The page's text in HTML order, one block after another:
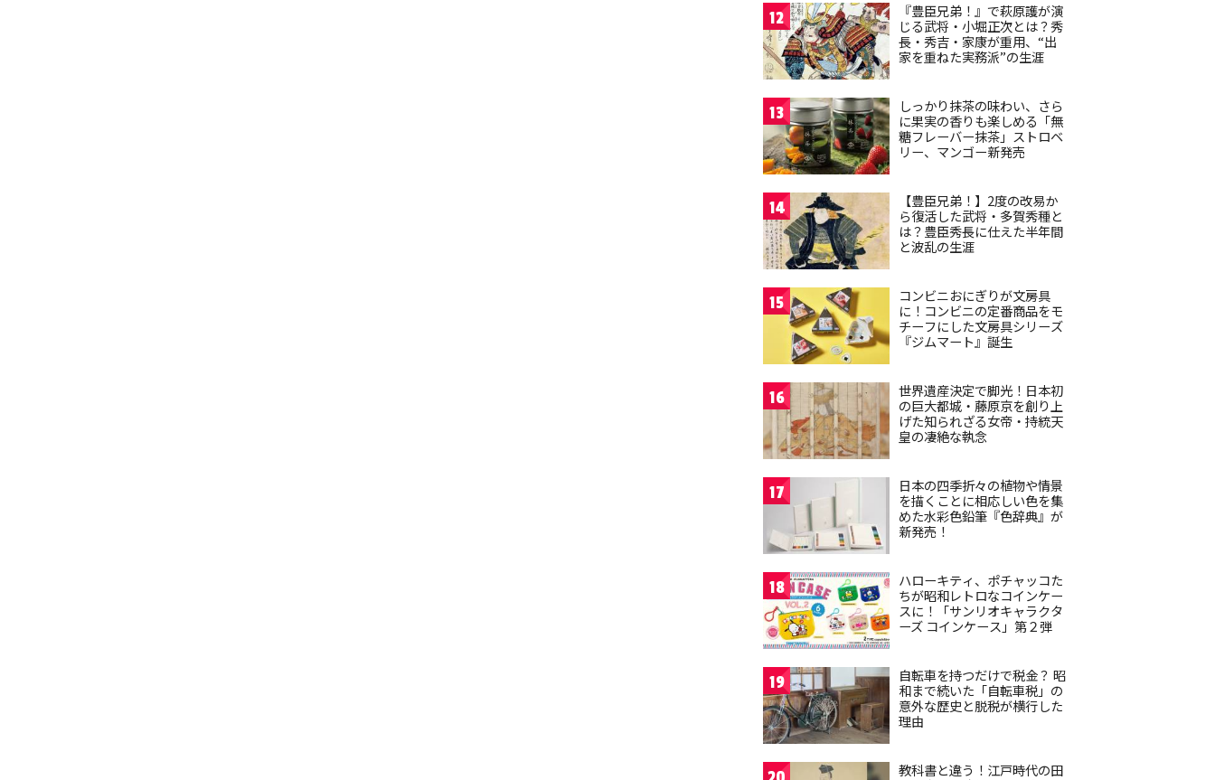
12
『豊臣兄弟！』で萩原護が演
じる武将・小堀正次とは？秀
長・秀吉・家康が重用、“出
家を重ねた実務派”の生涯
13
しっかり抹茶の味わい、さら
に果実の香りも楽しめる「無
糖フレーバー抹茶」ストロベ
リー、マンゴー新発売
14
【豊臣兄弟！】2度の改易か
ら復活した武将・多賀秀種と
は？豊臣秀長に仕えた半年間
と波乱の生涯
15
コンビニおにぎりが文房具
に！コンビニの定番商品をモ
チーフにした文房具シリーズ
『ジムマート』誕生
16
世界遺産決定で脚光！日本初
の巨大都城・藤原京を創り上
げた知られざる女帝・持統天
皇の凄絶な執念
17
日本の四季折々の植物や情景
を描くことに相応しい色を集
めた水彩色鉛筆『色辞典』が
新発売！
18
ハローキティ、ポチャッコた
ちが昭和レトロなコインケー
スに！「サンリオキャラクタ
ーズ コインケース」第２弾
19
自転車を持つだけで税金？ 昭
和まで続いた「自転車税」の
意外な歴史と脱税が横行した
理由
教科書と違う！江戸時代の田